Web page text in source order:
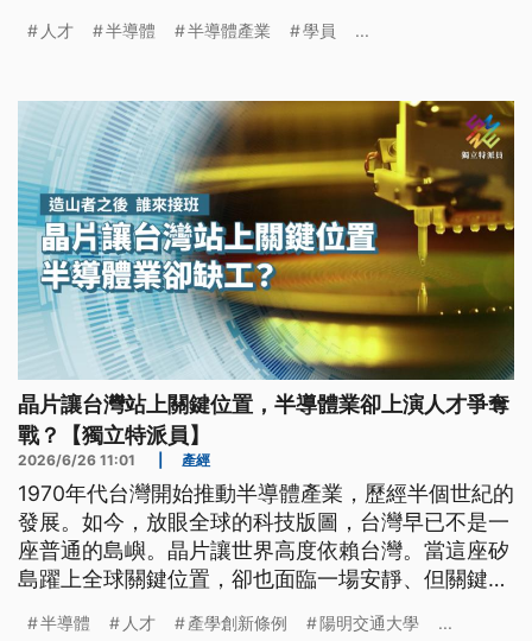
框架。這場人才爭奪戰不只是填補缺工，更牽動台灣
人才 半導體 半導體產業 學員 ...
晶片讓台灣站上關鍵位置，半導體業卻上演人才爭奪
戰？【獨立特派員】
2026/6/26 11:01 產經
1970年代台灣開始推動半導體產業，歷經半個世紀的
發展。如今，放眼全球的科技版圖，台灣早已不是一
座普通的島嶼。晶片讓世界高度依賴台灣。當這座矽
島躍上全球關鍵位置，卻也面臨一場安靜、但關鍵的
業優勢？
半導體 人才 產學創新條例 陽明交通大學 ...